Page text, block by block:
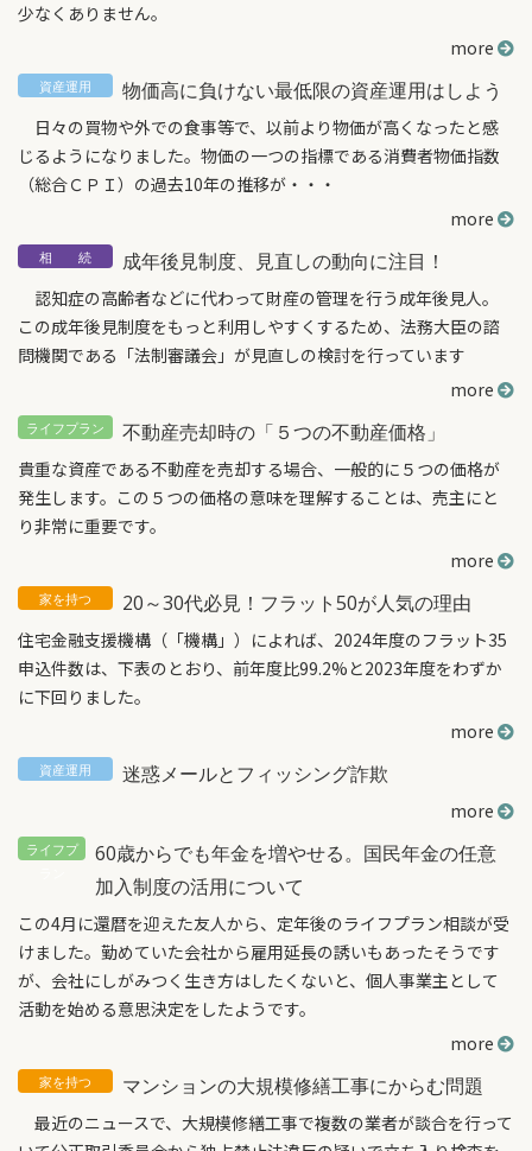
少なくありません。
more
物価高に負けない最低限の資産運用はしよう
日々の買物や外での食事等で、以前より物価が高くなったと感
じるようになりました。物価の一つの指標である消費者物価指数
（総合ＣＰＩ）の過去10年の推移が・・・
more
成年後見制度、見直しの動向に注目！
認知症の高齢者などに代わって財産の管理を行う成年後見人。
この成年後見制度をもっと利用しやすくするため、法務大臣の諮
問機関である「法制審議会」が見直しの検討を行っています
more
不動産売却時の「５つの不動産価格」
貴重な資産である不動産を売却する場合、一般的に５つの価格が
発生します。この５つの価格の意味を理解することは、売主にと
り非常に重要です。
more
20～30代必見！フラット50が人気の理由
住宅金融支援機構（「機構」）によれば、2024年度のフラット35
申込件数は、下表のとおり、前年度比99.2%と2023年度をわずか
に下回りました。
more
迷惑メールとフィッシング詐欺
more
60歳からでも年金を増やせる。国民年金の任意
加入制度の活用について
この4月に還暦を迎えた友人から、定年後のライフプラン相談が受
けました。勤めていた会社から雇用延長の誘いもあったそうです
が、会社にしがみつく生き方はしたくないと、個人事業主として
活動を始める意思決定をしたようです。
more
マンションの大規模修繕工事にからむ問題
最近のニュースで、大規模修繕工事で複数の業者が談合を行って